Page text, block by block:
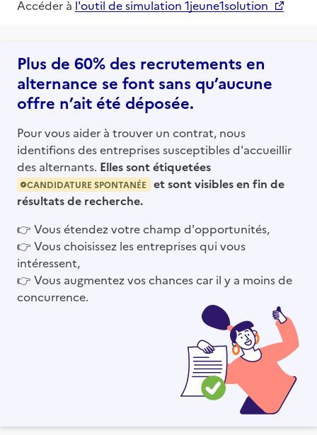
Accéder à l'outil de simulation 1jeune1solution
Plus de 60% des recrutements en
alternance se font sans qu’aucune
offre n’ait été déposée.
Pour vous aider à trouver un contrat, nous
identifions des entreprises susceptibles d'accueillir
des alternants. Elles sont étiquetées
CANDIDATURE SPONTANÉE
et sont visibles en fin de
résultats de recherche.
👉 Vous étendez votre champ d'opportunités,
👉 Vous choisissez les entreprises qui vous
intéressent,
👉 Vous augmentez vos chances car il y a moins de
concurrence.